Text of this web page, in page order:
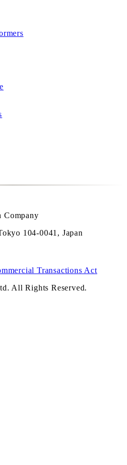
Company
104-0041, Japan
Transactions Act
All Rights Reserved.